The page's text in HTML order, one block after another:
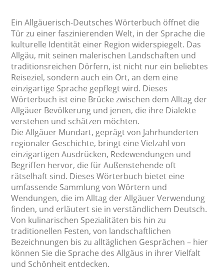
Ein Allgäuerisch-Deutsches Wörterbuch öffnet die
Tür zu einer faszinierenden Welt, in der Sprache die
kulturelle Identität einer Region widerspiegelt. Das
Allgäu, mit seinen malerischen Landschaften und
traditionsreichen Dörfern, ist nicht nur ein beliebtes
Reiseziel, sondern auch ein Ort, an dem eine
einzigartige Sprache gepflegt wird. Dieses
Wörterbuch ist eine Brücke zwischen dem Alltag der
Allgäuer Bevölkerung und jenen, die ihre Dialekte
verstehen und schätzen möchten.
Die Allgäuer Mundart, geprägt von Jahrhunderten
regionaler Geschichte, bringt eine Vielzahl von
einzigartigen Ausdrücken, Redewendungen und
Begriffen hervor, die für Außenstehende oft
rätselhaft sind. Dieses Wörterbuch bietet eine
umfassende Sammlung von Wörtern und
Wendungen, die im Alltag der Allgäuer Verwendung
finden, und erläutert sie in verständlichem Deutsch.
Von kulinarischen Spezialitäten bis hin zu
traditionellen Festen, von landschaftlichen
Bezeichnungen bis zu alltäglichen Gesprächen – hier
können Sie die Sprache des Allgäus in ihrer Vielfalt
und Schönheit entdecken.